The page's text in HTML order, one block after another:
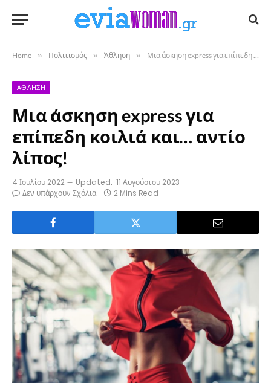
Home » Πολιτισμός » Άθληση » Μια άσκηση express για επίπεδη κοιλιά και… αντίο λίπος!
ΆΘΛΗΣΗ
Μια άσκηση express για
επίπεδη κοιλιά και… αντίο
λίπος!
4 Ιουλίου 2022 Updated: 11 Αυγούστου 2023
Δεν υπάρχουν Σχόλια
2 Mins Read